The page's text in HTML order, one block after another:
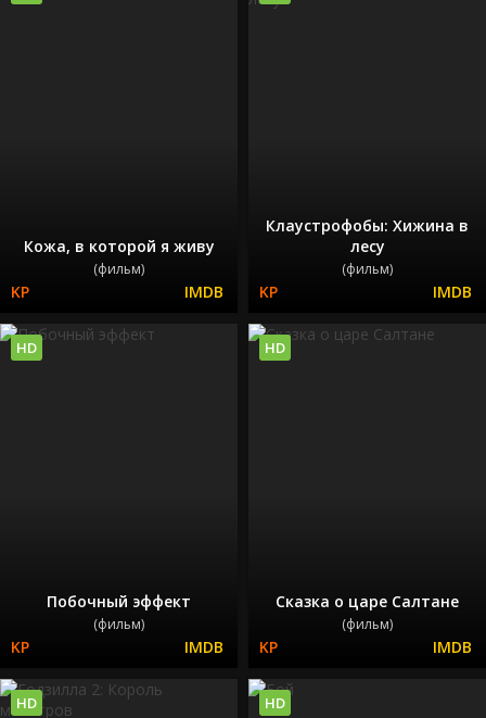
Кожа, в которой я живу
(фильм)
Клаустрофобы: Хижина в
лесу
(фильм)
Побочный эффект
(фильм)
HD
Сказка о царе Салтане
(фильм)
HD
HD HD